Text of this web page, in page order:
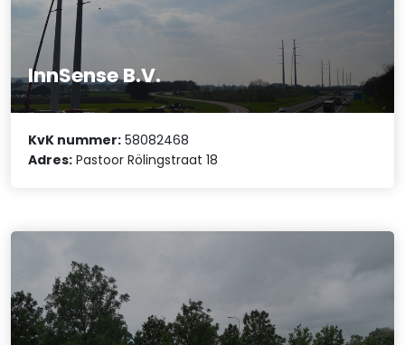
InnSense B.V.
KvK nummer: 58082468
Adres: Pastoor Rölingstraat 18